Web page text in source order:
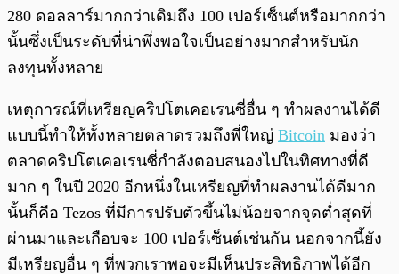
280 ดอลลาร์มากกว่าเดิมถึง 100 เปอร์เซ็นต์หรือมากกว่า
นั้นซึ่งเป็นระดับที่น่าพึ่งพอใจเป็นอย่างมากสำหรับนัก
ลงทุนทั้งหลาย
เหตุการณ์ที่เหรียญคริปโตเคอเรนซี่อื่น ๆ ทำผลงานได้ดี
แบบนี้ทำให้ทั้งหลายตลาดรวมถึงพี่ใหญ่ Bitcoin มองว่า
ตลาดคริปโตเคอเรนซี่กำลังตอบสนองไปในทิศทางที่ดี
มาก ๆ ในปี 2020 อีกหนึ่งในเหรียญที่ทำผลงานได้ดีมาก
นั้นก็คือ Tezos ที่มีการปรับตัวขึ้นไม่น้อยจากจุดต่ำสุดที่
ผ่านมาและเกือบจะ 100 เปอร์เซ็นต์เช่นกัน นอกจากนี้ยัง
มีเหรียญอื่น ๆ ที่พวกเราพอจะมีเห็นประสิทธิภาพได้อีก